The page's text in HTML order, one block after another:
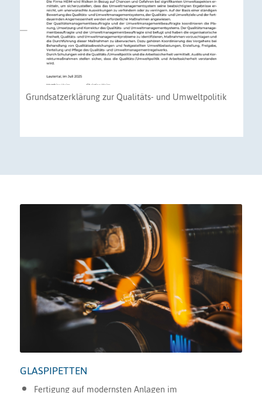
Grundsatzerklärung zur Qualitäts- und Umweltpolitik
GLASPIPETTEN
Fertigung auf modernsten Anlagen im